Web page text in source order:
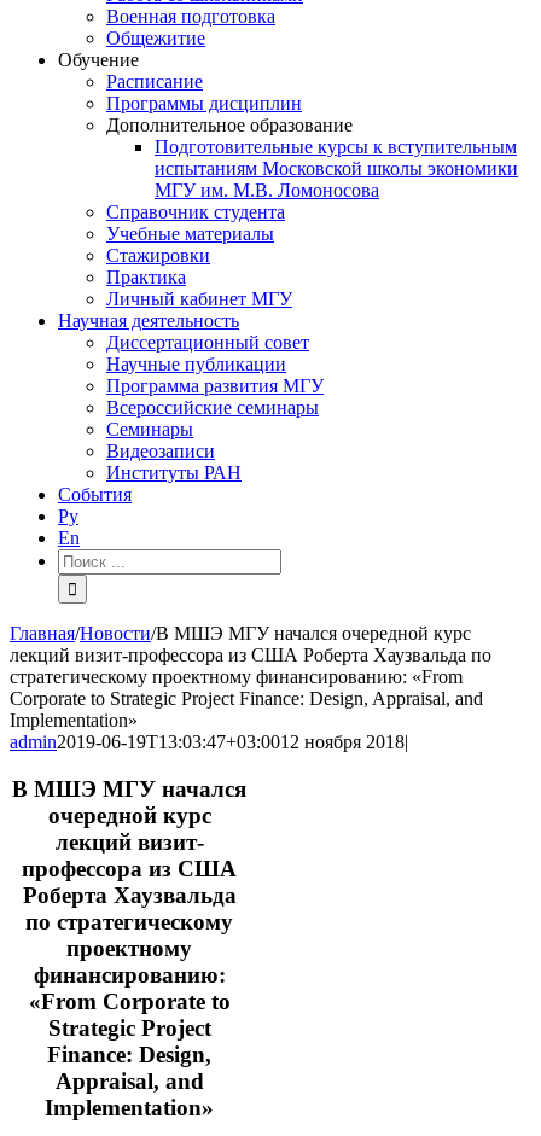
Военная подготовка
Общежитие
Обучение
Расписание
Программы дисциплин
Дополнительное образование
Подготовительные курсы к вступительным
испытаниям Московской школы экономики
МГУ им. М.В. Ломоносова
Справочник студента
Учебные материалы
Стажировки
Практика
Личный кабинет МГУ
Научная деятельность
Диссертационный совет
Научные публикации
Программа развития МГУ
Всероссийские семинары
Семинары
Видеозаписи
Институты РАН
События
Ру
En
Результат
поиска:
Главная/Новости/В МШЭ МГУ начался очередной курс
лекций визит-профессора из США Роберта Хаузвальда по
стратегическому проектному финансированию: «From
Corporate to Strategic Project Finance: Design, Appraisal, and
Implementation»
admin2019-06-19T13:03:47+03:0012 ноября 2018|
В МШЭ МГУ начался
очередной курс
лекций визит-
профессора из США
Роберта Хаузвальда
по стратегическому
проектному
финансированию:
«From Corporate to
StrategicProject
Finance: Design,
Appraisal, and
Implementation»